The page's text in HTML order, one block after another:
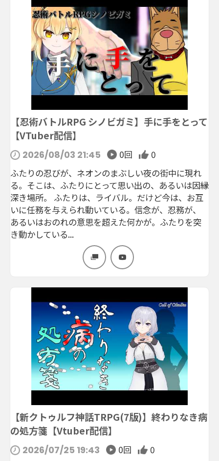
【忍術バトルRPG シノビガミ】手に手をとって
【VTuber配信】
2026/08/03 21:45 0回
0
ふたりの忍びが、ネオンのまぶしい夜の街中に現れ
る。そこは、ふたりにとって思い出の、あるいは因縁
深き場所。 ふたりは、ライバル。だけど今は、お互
いに任務を与えられ動いている。信念が、忍務が、
あるいはおのれの意思を超えた何かが。ふたりを突
き動かしている...
【新クトゥルフ神話TRPG(7版)】終わりなき病
の処方箋【Vtuber配信】
2026/07/25 19:43 0回
0